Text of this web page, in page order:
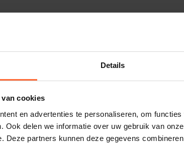
Details
cookies
en advertenties te personaliseren, om
Ook delen we informatie over uw gebruik van
Deze partners kunnen deze gegevens